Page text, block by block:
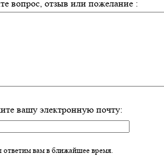
вопрос, отзыв или пожелание :
вашу электронную почту:
вам в ближайшее время.